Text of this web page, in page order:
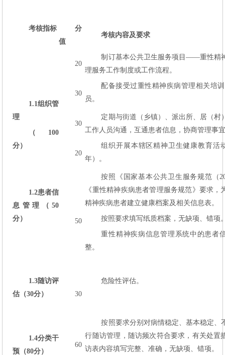
考核指标
分
值
考核内容及要求
1.1组织管
理
（100
分）
20
制订基本公共卫生服务项目――重性精
理服务工作制度或工作流程。
30
配备接受过重性精神疾病管理相关培
员。
30
定期与街道（乡镇）、派出所、居（村
工作人员沟通，互通患者信息，协商管理事
20
组织开展本辖区精神卫生健康教育活
年）。
1.2患者信
息管理（50
分）
50
按照《国家基本公共卫生服务规范（
《重性精神疾病患者管理服务规范》要求，
精神疾病患者建立健康档案及相关信息表。
按照要求填写纸质档案，无缺项、错项
重性精神疾病信息管理系统中的患者
整。
1.3随访评
估（30分） 30
危险性评估。
1.4分类干
预（80分）
60
按照要求分别对病情稳定、基本稳定、
行随访管理，随访频次符合要求，有关处置
访表内容填写完整、准确，无缺项、错项。